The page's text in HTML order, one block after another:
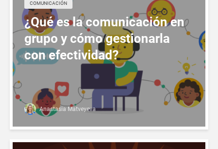
COMUNICACIÓN
¿Qué es la comunicación en
grupo y cómo gestionarla
con efectividad?
Anastasia Matveyeva